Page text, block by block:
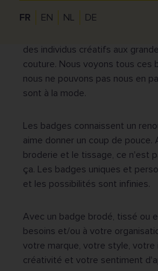
FR EN NL DE
Les groupes les plus divers
des individus créatifs aux
couture. Nous voyons tous ces
nous ne pouvons pas nous en
sont à la mode.
Les badges connaissent un
aime donner un coup de pouce.
broderie et le tissage, ce n'est
ça. Les badges uniques et
et les possibilités sont infinies.
Avec un badge brodé, tissé ou
besoins et/ou à votre
votre marque, votre style, votre
créativité et votre sentiment